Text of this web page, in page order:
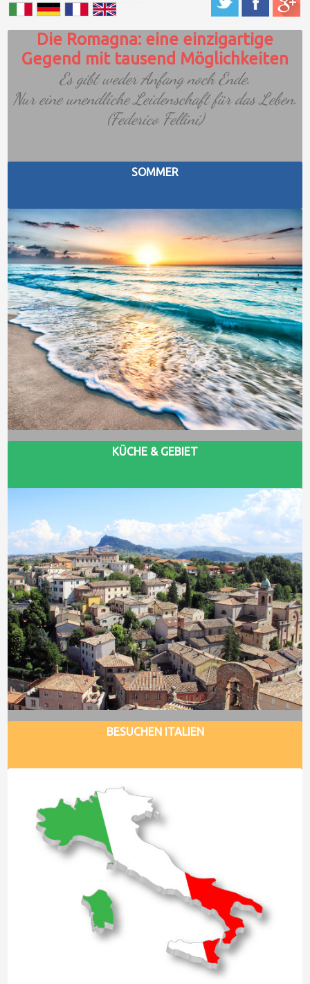
Die Romagna: eine einzigartige
Gegend mit tausend Möglichkeiten
Es gibt weder Anfang noch Ende.
Nur eine unendliche Leidenschaft für das Leben.
(Federico Fellini)
SOMMER
KÜCHE & GEBIET
BESUCHEN ITALIEN